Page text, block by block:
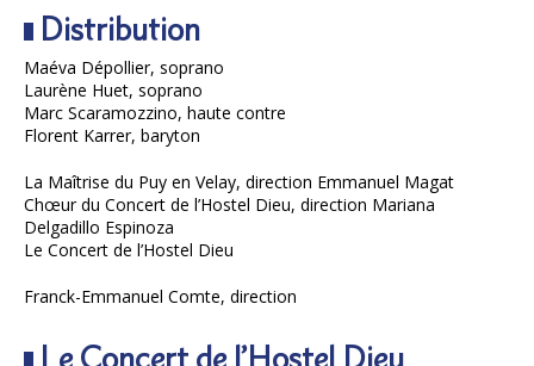
Distribution
Maéva Dépollier, soprano
Laurène Huet, soprano
Marc Scaramozzino, haute contre
Florent Karrer, baryton
La Maîtrise du Puy en Velay, direction Emmanuel Magat
Chœur du Concert de l’Hostel Dieu, direction Mariana
Delgadillo Espinoza
Le Concert de l’Hostel Dieu
Franck-Emmanuel Comte, direction
Le Concert de l’Hostel Dieu